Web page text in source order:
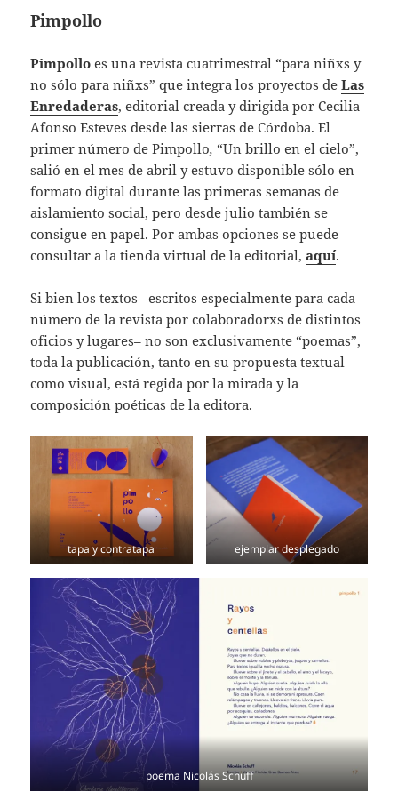
Pimpollo
Pimpollo es una revista cuatrimestral “para niñxs y
no sólo para niñxs” que integra los proyectos deLas
Enredaderas, editorial creada y dirigida por Cecilia
Afonso Esteves desde las sierras de Córdoba. El
primer número de Pimpollo, “Un brillo en el cielo”,
salió en el mes de abril y estuvo disponible sólo en
formato digital durante las primeras semanas de
aislamiento social, pero desde julio también se
consigue en papel. Por ambas opciones se puede
consultar a la tienda virtual de la editorial,aquí.
Si bien los textos –escritos especialmente para cada
número de la revista por colaboradorxs de distintos
oficios y lugares– no son exclusivamente “poemas”,
toda la publicación, tanto en su propuesta textual
como visual, está regida por la mirada y la
composición poéticas de la editora.
tapa y contratapa ejemplar desplegado
poema Nicolás Schuff